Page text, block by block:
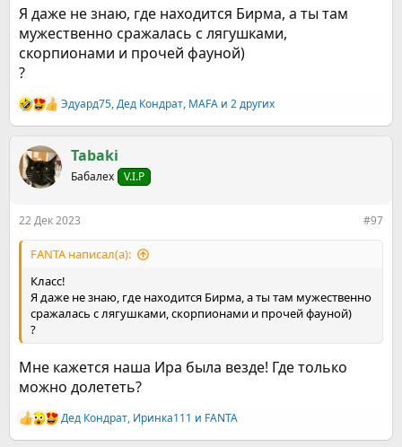
Я даже не знаю, где находится Бирма, а ты там
мужественно сражалась с лягушками,
скорпионами и прочей фауной)
?
Р
е
к
ц
и
Эдуард75,Дед Кондрат, MAFA и 2 других
Tabaki
Бабалех V.I.P
22 Дек 2023 #97
FANTA написал(а):
Класс!
Я даже не знаю, где находится Бирма, а ты там мужественно
сражалась с лягушками, скорпионами и прочей фауной)
?
Мне кажется наша Ира была везде! Где только
можно долететь?
Р
е
Дед Кондрат, Иринка111 и FANTA